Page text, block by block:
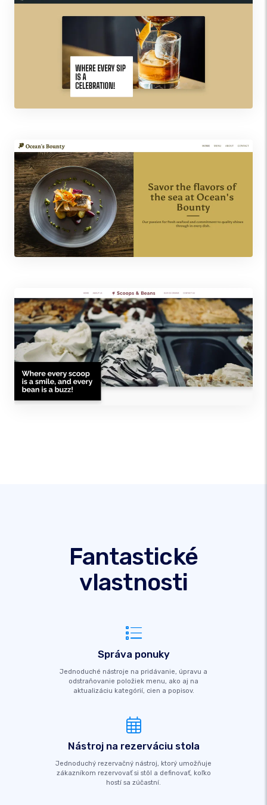
Fantastické
vlastnosti
Správa ponuky
Jednoduché nástroje na pridávanie, úpravu a
odstraňovanie položiek menu, ako aj na
aktualizáciu kategórií, cien a popisov.
Nástroj na rezerváciu stola
Jednoduchý rezervačný nástroj, ktorý umožňuje
zákazníkom rezervovať si stôl a definovať, koľko
hostí sa zúčastní.